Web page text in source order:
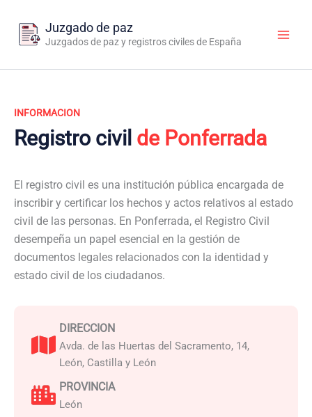
contenido
Juzgado de paz
Juzgados de paz y registros civiles de España
INFORMACION
Registro civil de Ponferrada
El registro civil es una institución pública encargada de
inscribir y certificar los hechos y actos relativos al estado
civil de las personas. En Ponferrada, el Registro Civil
desempeña un papel esencial en la gestión de
documentos legales relacionados con la identidad y
estado civil de los ciudadanos.
DIRECCION
Avda. de las Huertas del Sacramento, 14,
León, Castilla y León
PROVINCIA
León